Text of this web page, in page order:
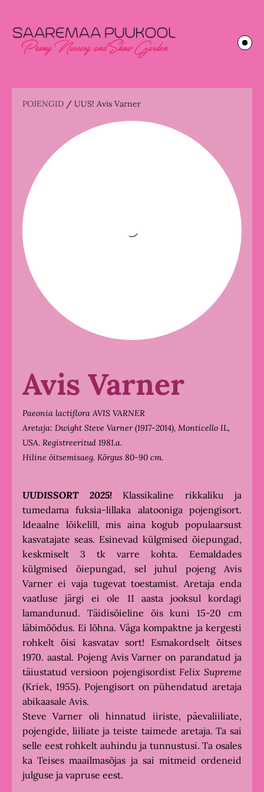
POJENGID / UUS! Avis Varner
Avis Varner
Paeonia lactiflora AVIS VARNER
Aretaja: Dwight Steve Varner (1917-2014), Monticello IL,
USA. Registreeritud 1981.a.
Hiline õitsemisaeg. Kõrgus 80-90 cm.
UUDISSORT 2025! Klassikaline rikkaliku ja
tumedama fuksia-lillaka alatooniga pojengisort.
Ideaalne lõikelill, mis aina kogub populaarsust
kasvatajate seas. Esinevad külgmised õiepungad,
keskmiselt 3 tk varre kohta. Eemaldades
külgmised õiepungad, sel juhul pojeng Avis
Varner ei vaja tugevat toestamist. Aretaja enda
vaatluse järgi ei ole 11 aasta jooksul kordagi
lamandunud. Täidisõieline õis kuni 15-20 cm
läbimõõdus. Ei lõhna. Väga kompaktne ja kergesti
rohkelt õisi kasvatav sort! Esmakordselt õitses
1970. aastal. Pojeng Avis Varner on parandatud ja
täiustatud versioon pojengisordist Felix Supreme
(Kriek, 1955). Pojengisort on pühendatud aretaja
abikaasale Avis.
Steve Varner oli hinnatud iiriste, päevaliiliate,
pojengide, liiliate ja teiste taimede aretaja. Ta sai
selle eest rohkelt auhindu ja tunnustusi. Ta osales
ka Teises maailmasõjas ja sai mitmeid ordeneid
julguse ja vapruse eest.